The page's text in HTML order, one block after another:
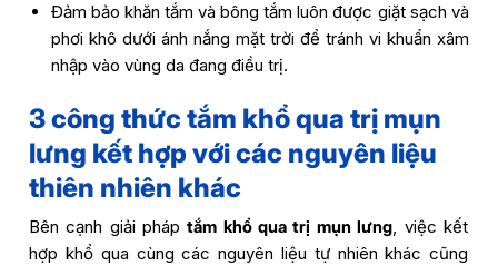
Đảm bảo khăn tắm và bông tắm luôn được giặt sạch và
phơi khô dưới ánh nắng mặt trời để tránh vi khuẩn xâm
nhập vào vùng da đang điều trị.
3 công thức tắm khổ qua trị mụn
lưng kết hợp với các nguyên liệu
thiên nhiên khác
Bên cạnh giải pháptắm khổ qua trị mụn lưng, việc kết
hợp khổ qua cùng các nguyên liệu tự nhiên khác cũng